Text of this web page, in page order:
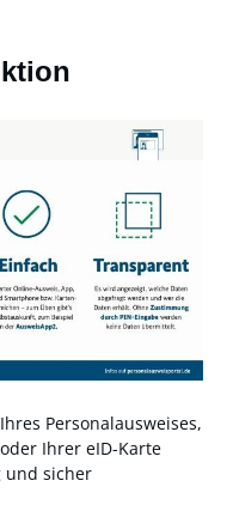
Personalausweises,
Ihrer eID-Karte
und sicher